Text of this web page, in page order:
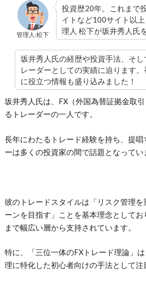
管理人:松下
投資歴20年。これまで
イトなど100サイト以
理人 松下が坂井秀人氏
坂井秀人氏の経歴や投資手法、そし
レーダーとしての実績に迫ります。
に役立つ情報も盛り込みました！
坂井秀人氏は、FX（外国為替証拠金取
るトレーダーの一人です。
長年にわたるトレード経験を持ち、提
ーは多くの投資家の間で話題となってい
彼のトレードスタイルは「リスク管理
ーンを目指す」ことを基本理念として
まで幅広い層から支持されています。
特に、「三位一体のFXトレード理論」
理に特化した初心者向けの手法として注